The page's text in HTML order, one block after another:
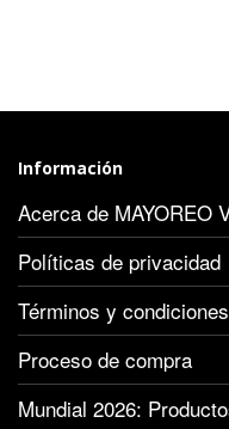
Información
Acerca de MAYOREO
Políticas de privacidad
Términos y condiciones
Proceso de compra
Mundial 2026: